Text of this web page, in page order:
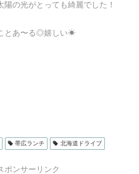
陽の光がとっても綺麗でした！
とあ〜る◎嬉しい☀︎
帯広ランチ 北海道ドライブ
ポンサーリンク